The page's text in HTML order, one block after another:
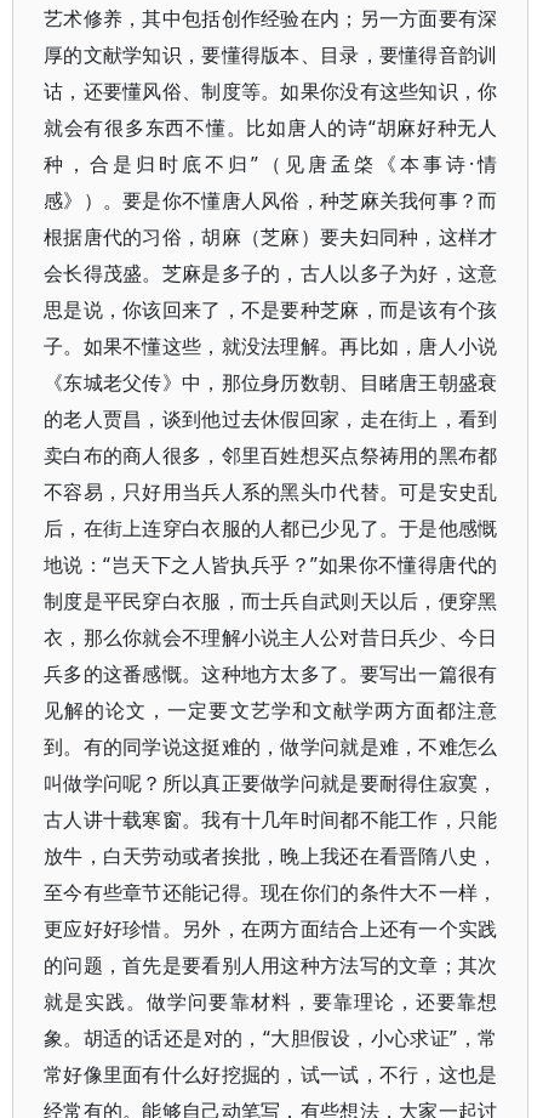
艺术修养，其中包括创作经验在内；另一方面要有深
厚的文献学知识，要懂得版本、目录，要懂得音韵训
诂，还要懂风俗、制度等。如果你没有这些知识，你
就会有很多东西不懂。比如唐人的诗“胡麻好种无人
种，合是归时底不归”（见唐孟棨《本事诗·情
感》）。要是你不懂唐人风俗，种芝麻关我何事？而
根据唐代的习俗，胡麻（芝麻）要夫妇同种，这样才
会长得茂盛。芝麻是多子的，古人以多子为好，这意
思是说，你该回来了，不是要种芝麻，而是该有个孩
子。如果不懂这些，就没法理解。再比如，唐人小说
《东城老父传》中，那位身历数朝、目睹唐王朝盛衰
的老人贾昌，谈到他过去休假回家，走在街上，看到
卖白布的商人很多，邻里百姓想买点祭祷用的黑布都
不容易，只好用当兵人系的黑头巾代替。可是安史乱
后，在街上连穿白衣服的人都已少见了。于是他感慨
地说：“岂天下之人皆执兵乎？”如果你不懂得唐代的
制度是平民穿白衣服，而士兵自武则天以后，便穿黑
衣，那么你就会不理解小说主人公对昔日兵少、今日
兵多的这番感慨。这种地方太多了。要写出一篇很有
见解的论文，一定要文艺学和文献学两方面都注意
到。有的同学说这挺难的，做学问就是难，不难怎么
叫做学问呢？所以真正要做学问就是要耐得住寂寞，
古人讲十载寒窗。我有十几年时间都不能工作，只能
放牛，白天劳动或者挨批，晚上我还在看晋隋八史，
至今有些章节还能记得。现在你们的条件大不一样，
更应好好珍惜。另外，在两方面结合上还有一个实践
的问题，首先是要看别人用这种方法写的文章；其次
就是实践。做学问要靠材料，要靠理论，还要靠想
象。胡适的话还是对的，“大胆假设，小心求证”，常
常好像里面有什么好挖掘的，试一试，不行，这也是
经常有的。能够自己动笔写，有些想法，大家一起讨